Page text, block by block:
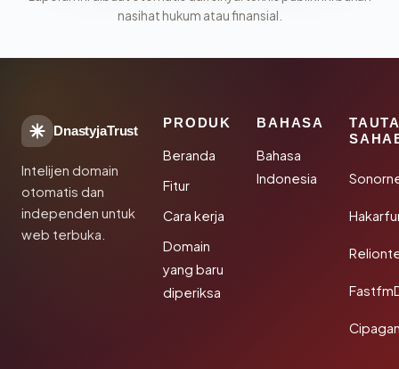
nasihat hukum atau finansial.
DnastyjaTrust
Intelijen domain
otomatis dan
independen untuk
web terbuka.
PRODUK
Beranda
Fitur
Cara kerja
Domain
yang baru
diperiksa
BAHASA
Bahasa
Indonesia